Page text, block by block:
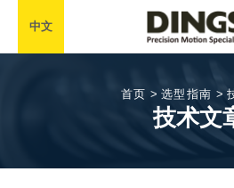
中文
首页 > 选型指南 >
技术文